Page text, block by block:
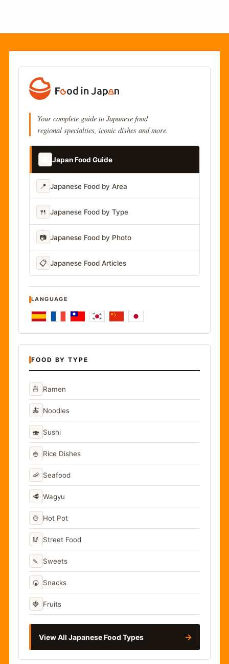
Your complete guide to Japanese food
regional specialties, iconic dishes and more.
Japan Food Guide
📍 Japanese Food by Area
🍴 Japanese Food by Type
📷 Japanese Food by Photo
📋 Japanese Food Articles
LANGUAGE
FOOD BY TYPE
🍜 Ramen
🍝 Noodles
🍣 Sushi
🍚 Rice Dishes
🦐 Seafood
🥩 Wagyu
🍲 Hot Pot
🥢 Street Food
🍡 Sweets
🍘 Snacks
🍓 Fruits
View All Japanese Food Types →